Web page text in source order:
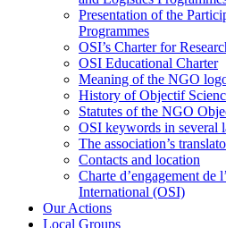
Presentation of the
Programmes
OSI’s Charter for
OSI Educational Charter
Meaning of the NGO
History of Objectif
Statutes of the NGO
OSI keywords in several
The association’s
Contacts and location
Charte d’engagement de
International (OSI)
Our Actions
Local Groups